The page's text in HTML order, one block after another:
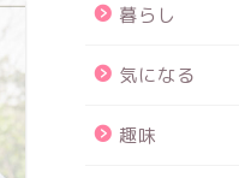
暮らし
気になる
趣味